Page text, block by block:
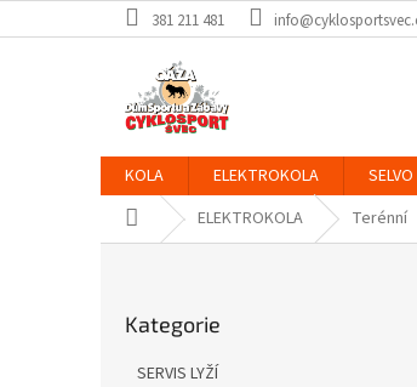
na
381 211 481
KOLA ELEKTROKOLA
Domů ELEKTROKOLA Terénní
kategorie
Kategorie
SERVIS LYŽÍ